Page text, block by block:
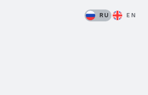
RU EN